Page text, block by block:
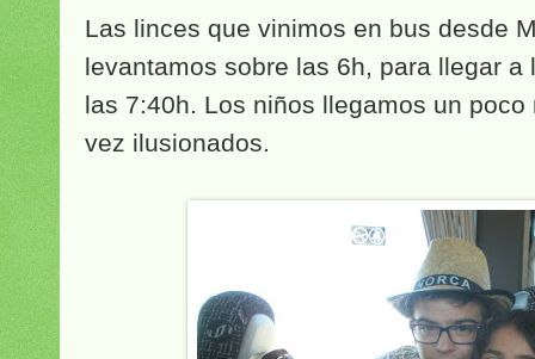
Las linces que vinimos en bus desde
levantamos sobre las 6h, para llegar a
las 7:40h. Los niños llegamos un
vez ilusionados.